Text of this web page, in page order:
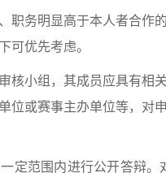
职务明显高于本人者合
可优先考虑。
核小组，其成员应具有
位或赛事主办单位等，对
定范围内进行公开答辩